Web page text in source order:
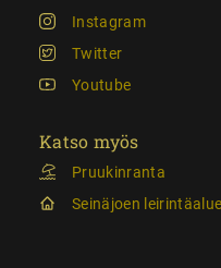
Instagram
Twitter
Youtube
Katso myös
Pruukinranta
Seinäjoen leirintäalue